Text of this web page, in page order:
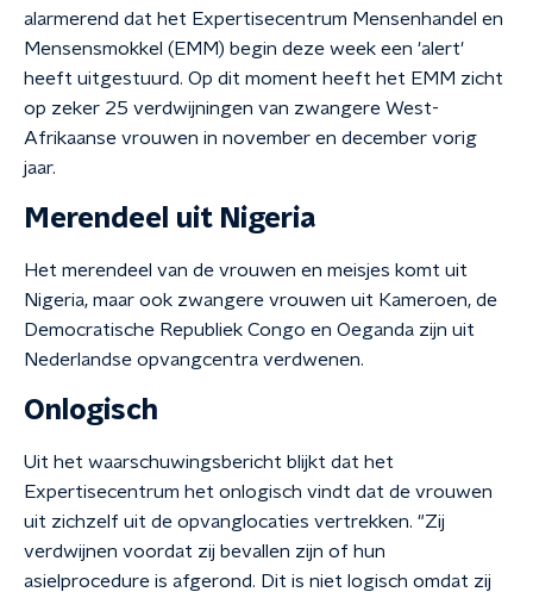
alarmerend dat het Expertisecentrum Mensenhandel en
Mensensmokkel (EMM) begin deze week een 'alert'
heeft uitgestuurd. Op dit moment heeft het EMM zicht
op zeker 25 verdwijningen van zwangere West-
Afrikaanse vrouwen in november en december vorig
jaar.
Merendeel uit Nigeria
Het merendeel van de vrouwen en meisjes komt uit
Nigeria, maar ook zwangere vrouwen uit Kameroen, de
Democratische Republiek Congo en Oeganda zijn uit
Nederlandse opvangcentra verdwenen.
Onlogisch
Uit het waarschuwingsbericht blijkt dat het
Expertisecentrum het onlogisch vindt dat de vrouwen
uit zichzelf uit de opvanglocaties vertrekken. "Zij
verdwijnen voordat zij bevallen zijn of hun
asielprocedure is afgerond. Dit is niet logisch omdat zij